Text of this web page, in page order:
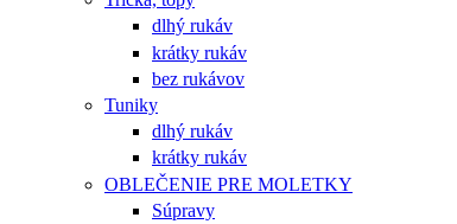
dlhý rukáv
krátky rukáv
bez rukávov
Tuniky
dlhý rukáv
krátky rukáv
OBLEČENIE PRE MOLETKY
Súpravy